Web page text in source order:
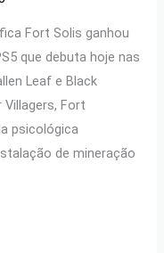
Fort Solis ganhou
que debuta hoje nas
Leaf e Black
Villagers, Fort
psicológica
de mineração